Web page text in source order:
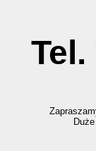
Tel.